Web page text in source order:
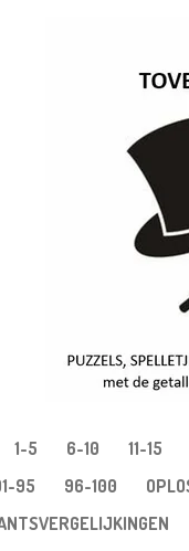
1-5 6-10 11-15
95 96-100